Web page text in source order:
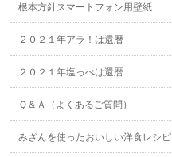
根本方針スマートフォン用壁紙
２０２１年アラ！は還暦
２０２１年塩っぺは還暦
Ｑ＆Ａ（よくあるご質問）
みざんを使ったおいしい洋食レシピ